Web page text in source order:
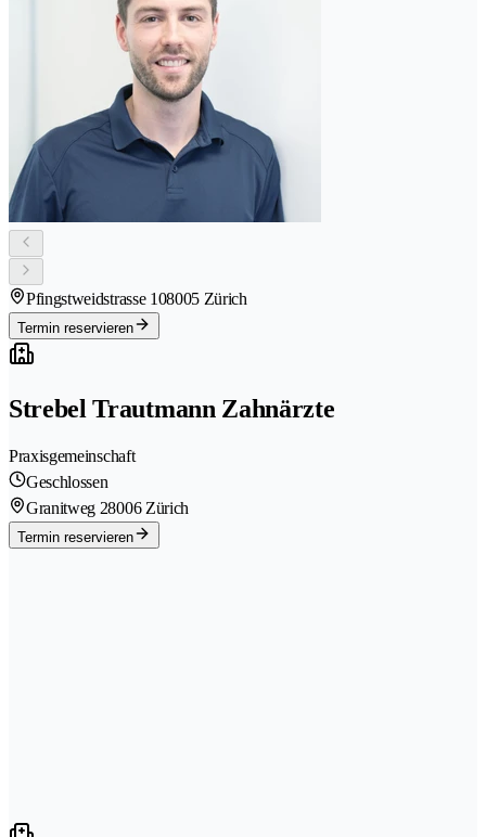
Pfingstweidstrasse 108005 Zürich
Termin reservieren
Strebel Trautmann Zahnärzte
Praxisgemeinschaft
Geschlossen
Granitweg 28006 Zürich
Termin reservieren